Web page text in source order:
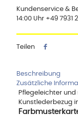
cm
Menge
Kundenservice &
14:00 Uhr +49
Teilen
Beschreibung
Zusätzliche
Pflegeleichter
Kunstlederbezug